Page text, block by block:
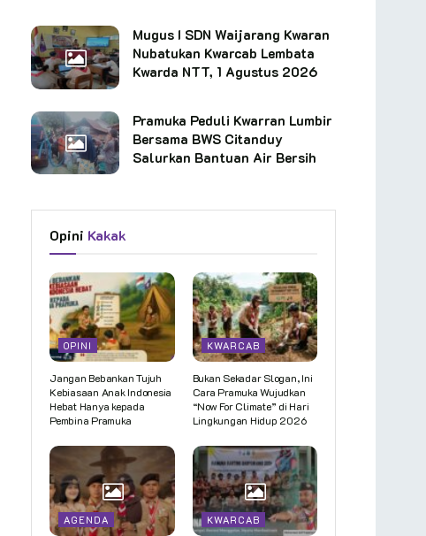
Mugus I SDN Waijarang Kwaran
Nubatukan Kwarcab Lembata
Kwarda NTT, 1 Agustus 2026
Pramuka Peduli Kwarran Lumbir
Bersama BWS Citanduy
Salurkan Bantuan Air Bersih
Opini Kakak
OPINI
Jangan Bebankan Tujuh
Kebiasaan Anak Indonesia
Hebat Hanya kepada
Pembina Pramuka
KWARCAB
Bukan Sekadar Slogan, Ini
Cara Pramuka Wujudkan
“Now For Climate” di Hari
Lingkungan Hidup 2026
AGENDA KWARCAB